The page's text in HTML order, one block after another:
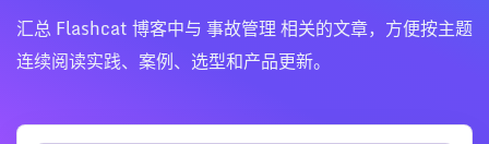
汇总 Flashcat 博客中与 事故管理 相关的文章，方便按主题
连续阅读实践、案例、选型和产品更新。